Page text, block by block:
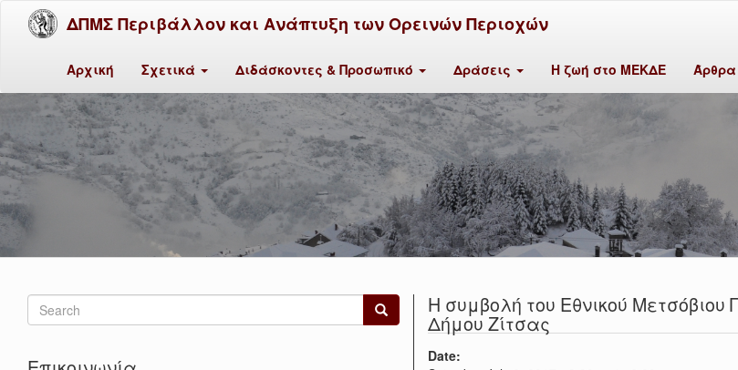
ΔΠΜΣ Περιβάλλον και Ανάπτυξη των Ορεινών Περιοχών
Αρχική Σχετικά Διδάσκοντες & Προσωπικό Δράσεις Η ζωή στο ΜΕΚΔΕ Άρθρα
Η συμβολή του Εθνικού
Δήμου Ζίτσας
Date:
Search
form